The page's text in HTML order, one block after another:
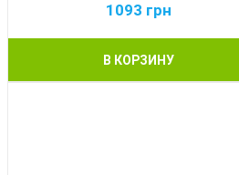
1093 грн
В КОРЗИНУ